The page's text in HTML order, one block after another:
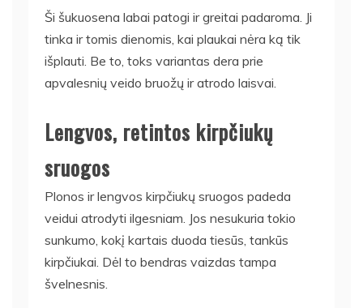
Ši šukuosena labai patogi ir greitai padaroma. Ji
tinka ir tomis dienomis, kai plaukai nėra ką tik
išplauti. Be to, toks variantas dera prie
apvalesnių veido bruožų ir atrodo laisvai.
Lengvos, retintos kirpčiukų
sruogos
Plonos ir lengvos kirpčiukų sruogos padeda
veidui atrodyti ilgesniam. Jos nesukuria tokio
sunkumo, kokį kartais duoda tiesūs, tankūs
kirpčiukai. Dėl to bendras vaizdas tampa
švelnesnis.